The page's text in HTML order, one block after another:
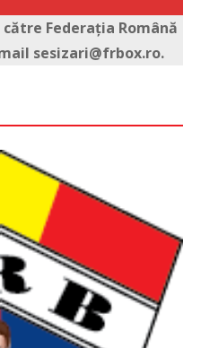
Federația Română
sesizari@frbox.ro.